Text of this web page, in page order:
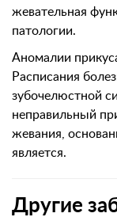
жевательная
патологии.
Аномалии
Расписания
зубочелюстной
неправильный
жевания,
является.
Другие